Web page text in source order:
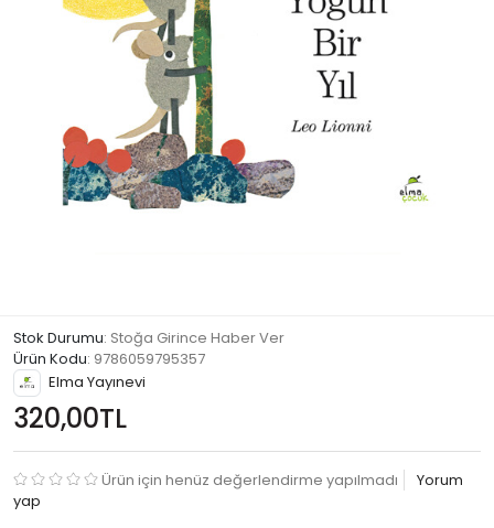
Stok Durumu: Stoğa Girince Haber Ver
Ürün Kodu: 9786059795357
Elma Yayınevi
320,00TL
Ürün için henüz değerlendirme yapılmadı
Yorum
yap